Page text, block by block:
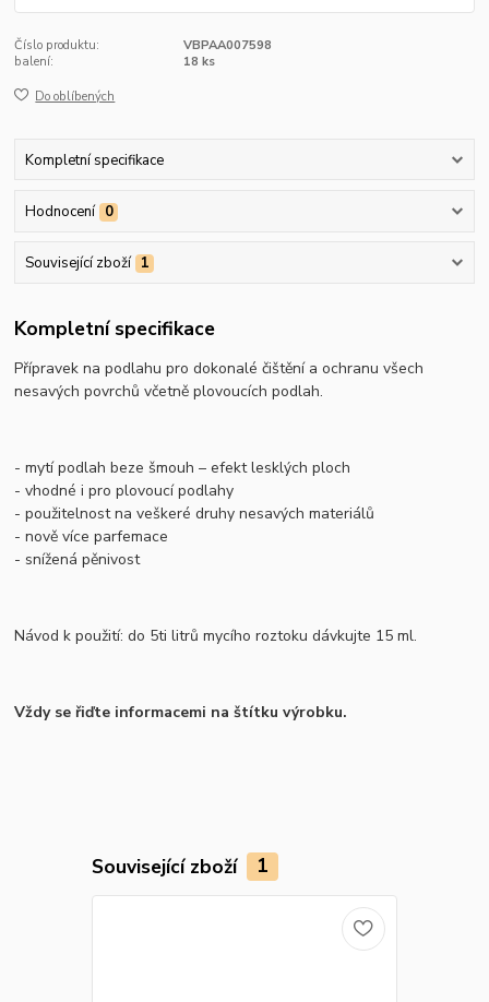
Číslo produktu:
VBPAA007598
balení:
18 ks
Do oblíbených
Kompletní specifikace
Hodnocení 0
Související zboží 1
Kompletní specifikace
Přípravek na podlahu pro dokonalé čištění a ochranu všech
nesavých povrchů včetně plovoucích podlah.
- mytí podlah beze šmouh – efekt lesklých ploch
- vhodné i pro plovoucí podlahy
- použitelnost na veškeré druhy nesavých materiálů
- nově více parfemace
- snížená pěnivost
Návod k použití: do 5ti litrů mycího roztoku dávkujte 15 ml.
Vždy se řiďte informacemi na štítku výrobku.
Související zboží 1